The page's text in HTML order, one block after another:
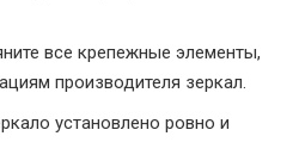
все крепежные элементы,
производителя зеркал.
установлено ровно и